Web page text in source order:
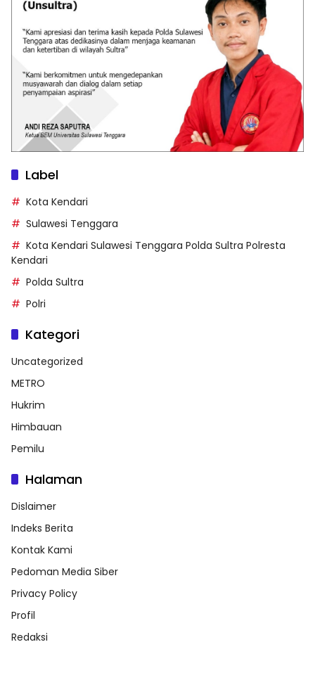
Label
Kota Kendari
Sulawesi Tenggara
Kota Kendari Sulawesi Tenggara Polda Sultra Polresta
Kendari
Polda Sultra
Polri
Kategori
Uncategorized
METRO
Hukrim
Himbauan
Pemilu
Halaman
Dislaimer
Indeks Berita
Kontak Kami
Pedoman Media Siber
Privacy Policy
Profil
Redaksi